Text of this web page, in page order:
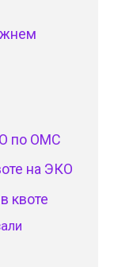
по ОМС
на ЭКО
квоте